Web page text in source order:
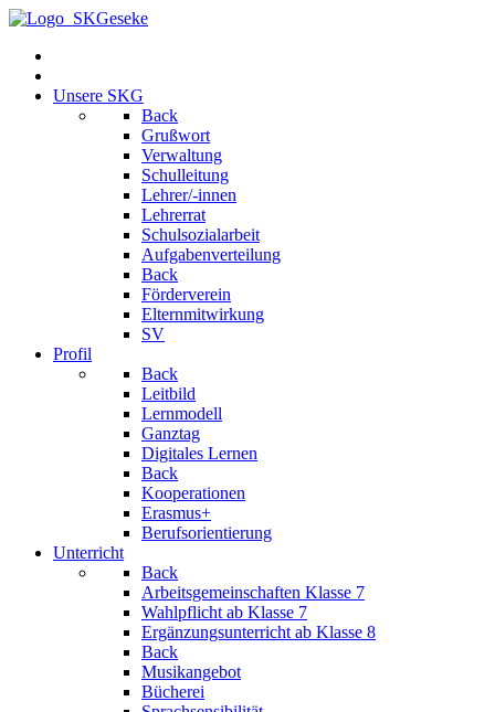
Unsere SKG
Back
Grußwort
Verwaltung
Schulleitung
Lehrer/-innen
Lehrerrat
Schulsozialarbeit
Aufgabenverteilung
Back
Förderverein
Elternmitwirkung
SV
Profil
Back
Leitbild
Lernmodell
Ganztag
Digitales Lernen
Back
Kooperationen
Erasmus+
Berufsorientierung
Unterricht
Back
Arbeitsgemeinschaften Klasse 7
Wahlpflicht ab Klasse 7
Ergänzungsunterricht ab Klasse 8
Back
Musikangebot
Bücherei